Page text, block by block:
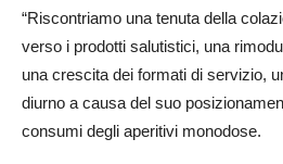
“Riscontriamo una tenuta della
verso i prodotti salutistici, una
una crescita dei formati di servizio,
diurno a causa del suo
consumi degli aperitivi monodose.